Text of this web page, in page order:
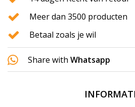
Meer dan 3500 producten
Betaal zoals je wil
Share with Whatsapp